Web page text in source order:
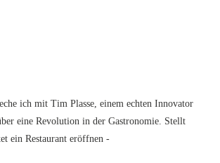
ich mit Tim Plasse, einem echten Innovator
eine Revolution in der Gastronomie. Stellt
ein Restaurant eröffnen -